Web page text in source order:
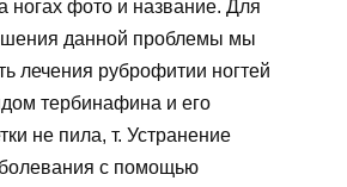
ногах фото и название. Для
данной проблемы мы
лечения руброфитии ногтей
тербинафина и его
не пила, т. Устранение
с помощью